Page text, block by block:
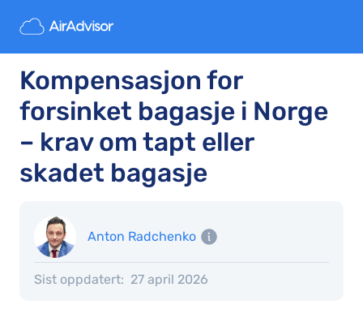
Kompensasjon for
forsinket bagasje i Norge
– krav om tapt eller
skadet bagasje
Anton Radchenko
Sist oppdatert: 27 april 2026